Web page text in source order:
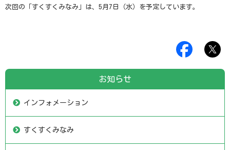
次回の「すくすくみなみ」は、 5 月7 日（水）を予定しています。
お知らせ
インフォメーション
すくすくみなみ